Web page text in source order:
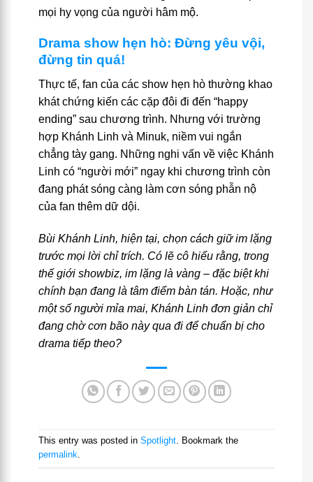
mọi hy vọng của người hâm mộ.
Drama show hẹn hò: Đừng yêu vội,
đừng tin quá!
Thực tế, fan của các show hẹn hò thường khao
khát chứng kiến các cặp đôi đi đến “happy
ending” sau chương trình. Nhưng với trường
hợp Khánh Linh và Minuk, niềm vui ngắn
chẳng tày gang. Những nghi vấn về việc Khánh
Linh có “người mới” ngay khi chương trình còn
đang phát sóng càng làm cơn sóng phẫn nộ
của fan thêm dữ dội.
Bùi Khánh Linh, hiện tại, chọn cách giữ im lặng
trước mọi lời chỉ trích. Có lẽ cô hiểu rằng, trong
thế giới showbiz, im lặng là vàng – đặc biệt khi
chính bạn đang là tâm điểm bàn tán. Hoặc, như
một số người mỉa mai, Khánh Linh đơn giản chỉ
đang chờ cơn bão này qua đi để chuẩn bị cho
drama tiếp theo?
This entry was posted in Spotlight. Bookmark the
permalink.